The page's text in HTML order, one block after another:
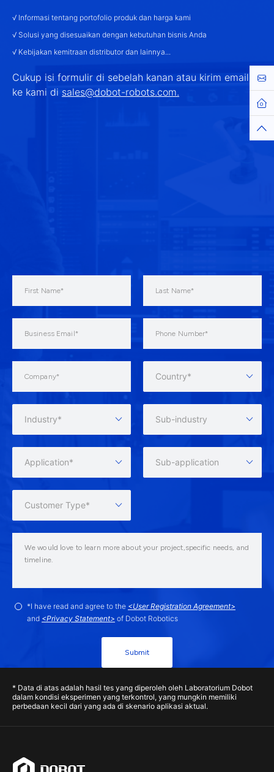
√ Informasi tentang portofolio produk dan harga kami
√ Solusi yang disesuaikan dengan kebutuhan bisnis Anda
√ Kebijakan kemitraan distributor dan lainnya...
Cukup isi formulir di sebelah kanan atau kirim email
ke kami di sales@dobot-robots.com.
Country*
Industry* Sub-industry
Application* Sub-application
Customer Type*
*I have read and agree to the <User Registration Agreement>
and <Privacy Statement> of Dobot Robotics
Submit
* Data di atas adalah hasil tes yang diperoleh oleh Laboratorium Dobot
dalam kondisi eksperimen yang terkontrol, yang mungkin memiliki
perbedaan kecil dari yang ada di skenario aplikasi aktual.
Top